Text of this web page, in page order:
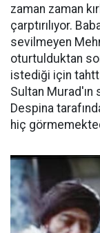
zaman zaman
çarptırılıyor.
sevilmeyen
oturtulduktan
istediği için
Sultan Murad'ın
Despina
hiç